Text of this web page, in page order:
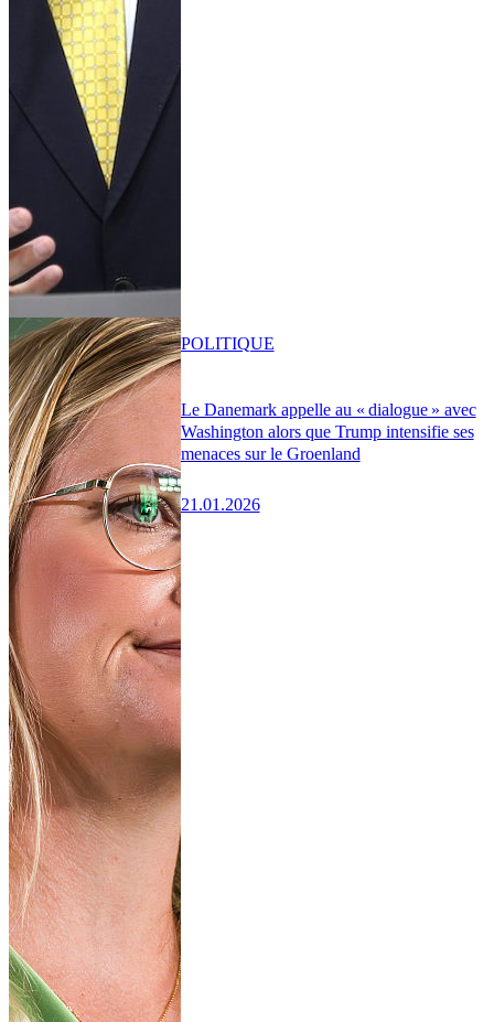
Le Danemark appelle au « dialogue » avec
Washington alors que Trump intensifie ses
menaces sur le Groenland
21.01.2026
POLITIQUE